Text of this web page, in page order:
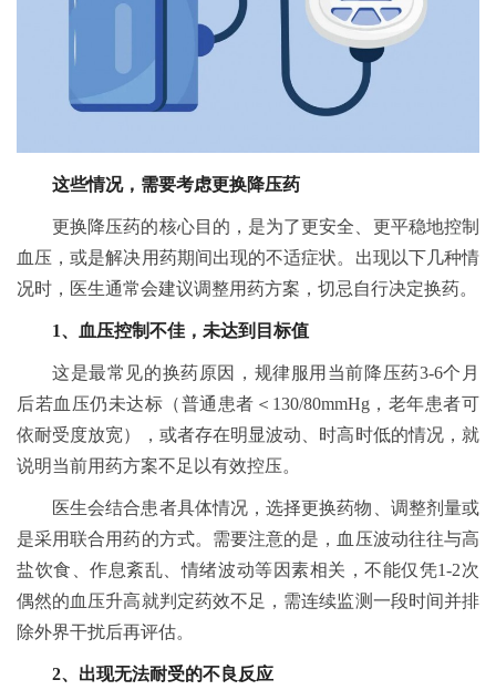
这些情况，需要考虑更换降压药
更换降压药的核心目的，是为了更安全、更平稳地控制
血压，或是解决用药期间出现的不适症状。出现以下几种情
况时，医生通常会建议调整用药方案，切忌自行决定换药。
1、血压控制不佳，未达到目标值
这是最常见的换药原因，规律服用当前降压药3-6个月
后若血压仍未达标（普通患者＜130/80mmHg，老年患者可
依耐受度放宽），或者存在明显波动、时高时低的情况，就
说明当前用药方案不足以有效控压。
医生会结合患者具体情况，选择更换药物、调整剂量或
是采用联合用药的方式。需要注意的是，血压波动往往与高
盐饮食、作息紊乱、情绪波动等因素相关，不能仅凭1-2次
偶然的血压升高就判定药效不足，需连续监测一段时间并排
除外界干扰后再评估。
2、出现无法耐受的不良反应